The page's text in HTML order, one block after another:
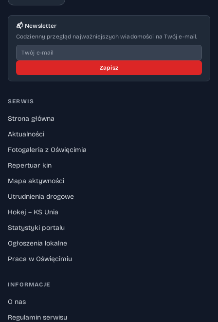
📬 Newsletter
Codzienny przegląd najważniejszych wiadomości na Twój e-mail.
Zapisz
SERWIS
Strona główna
Aktualności
Fotogaleria z Oświęcimia
Repertuar kin
Mapa aktywności
Utrudnienia drogowe
Hokej – KS Unia
Statystyki portalu
Ogłoszenia lokalne
Praca w Oświęcimiu
INFORMACJE
O nas
Regulamin serwisu